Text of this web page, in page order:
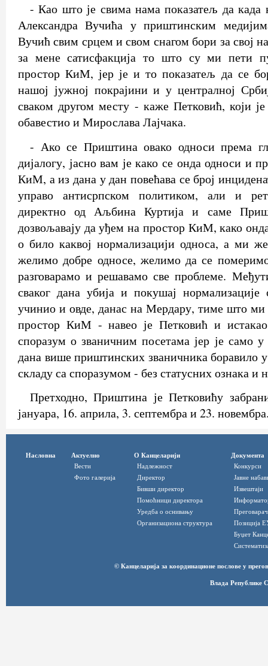
- Као што је свима нама показатељ да када
Александра Вучића у приштинским
Вучић свим срцем и свом снагом бори за свој
за мене сатисфакција то што су ми пети
простор КиМ, јер је и то показатељ да се
нашој јужној покрајини и у централној
сваком другом месту - каже Петковић, који је
обавестио и Мирослава Лајчака.
- Ако се Приштина овако односи према
дијалогу, јасно вам је како се онда односи и
КиМ, а из дана у дан повећава се број
управо антисрпском политиком, али и
директно од Аљбина Куртија и саме
дозвољавају да уђем на простор КиМ, како
о било каквој нормализацији односа, а ми
желимо добре односе, желимо да се
разговарамо и решавамо све проблеме.
сваког дана убија и покушај нормализације
учинио и овде, данас на Мердару, тиме што ми
простор КиМ - навео је Петковић и
споразум о званичним посетама јер је само у
дана више приштинских званичника боравило
складу са споразумом - без статусних ознака и
Претходно, Приштина је Петковићу
јануара, 16. априла, 3. септембра и 23.
Насловна Актуелно
Вести
Фото галерија
О Канцеларији
Надлежност
Директор
Бивши директор
Помоћници директора
Уредба о оснивању
Организациона структура
Документа
Конкурси
Јавне
Извештаји
Позиција
Буџет
© Канцеларија за координационе послове у
Влада Републике